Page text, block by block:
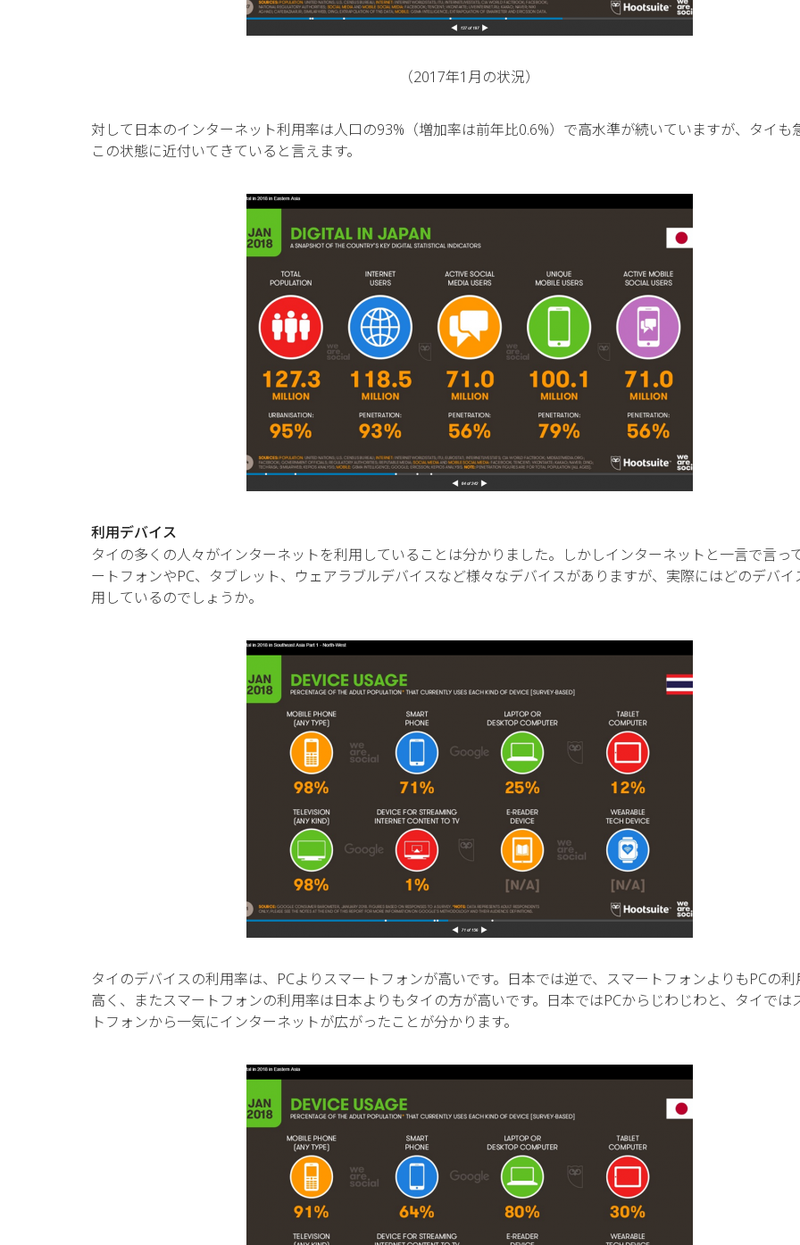
（2017年1月の状況）
対して日本のインターネット利用率は人口の93%（増加率は前年比0.6%）で高水準が続いていますが、タイも
この状態に近付いてきていると言えます。
利用デバイス
タイの多くの人々がインターネットを利用していることは分かりました。しかしインターネットと一言で言っ
ートフォンやPC、タブレット、ウェアラブルデバイスなど様々なデバイスがありますが、実際にはどのデバイ
用しているのでしょうか。
タイのデバイスの利用率は、PCよりスマートフォンが高いです。日本では逆で、スマートフォンよりもPCの
高く、またスマートフォンの利用率は日本よりもタイの方が高いです。日本ではPCからじわじわと、タイでは
トフォンから一気にインターネットが広がったことが分かります。